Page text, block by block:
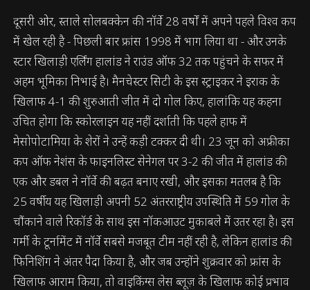
दूसरी ओर, स्ताले सोलबक्केन की नॉर्वे 28 वर्षों में अपने पहले विश्व कप
में खेल रही है - पिछली बार फ्रांस 1998 में भाग लिया था - और उनके
स्टार खिलाड़ी एर्लिंग हालांड ने राउंड ऑफ 32 तक पहुंचने के सफर में
अहम भूमिका निभाई है। मैनचेस्टर सिटी के इस स्ट्राइकर ने इराक के
खिलाफ 4-1 की शुरुआती जीत में दो गोल किए, हालांकि यह कहना
उचित होगा कि स्कोरलाइन यह नहीं दर्शाती कि पहले हाफ में
मेसोपोटामिया के शेरों ने उन्हें कड़ी टक्कर दी थी। 23 जून को अफ्रीका
कप ऑफ नेशंस के फाइनलिस्ट सेनेगल पर 3-2 की जीत में हालांड की
एक और डबल ने नॉर्वे की बढ़त बनाए रखी, और इसका मतलब है कि
25 वर्षीय यह खिलाड़ी अपनी 52 अंतरराष्ट्रीय उपस्थिति में 59 गोल के
चौंकाने वाले रिकॉर्ड के साथ इस नॉकआउट मुकाबले में उतर रहा है। इस
गर्मी के टूर्नामेंट में नॉर्वे सबसे मजबूत टीम नहीं रही है, लेकिन हालांड की
फिनिशिंग ने अंतर पैदा किया है, और जब उन्होंने शुक्रवार को फ्रांस के
खिलाफ आराम किया, तो वाइकिंग्स लेस ब्लूज़ के खिलाफ कोई प्रभाव